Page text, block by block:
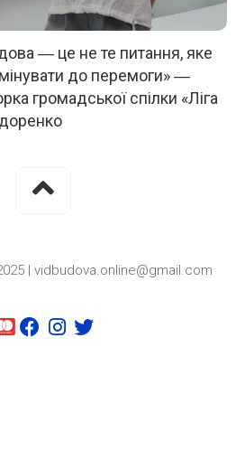
― це не те питання, яке
до перемоги» ―
громадської спілки «Ліга
| vidbudova.online@gmail.com